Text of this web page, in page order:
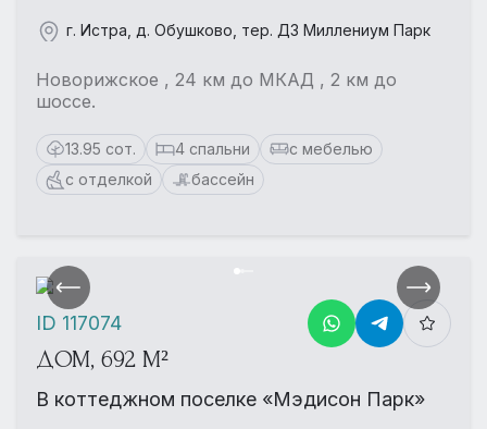
г. Истра, д. Обушково, тер. ДЗ Миллениум Парк
Новорижское , 24 км до МКАД , 2 км до
шоссе.
13.95 сот. 4 спальни
с мебелью
с отделкой
бассейн
ДОМ, 692 М²
В коттеджном поселке «Мэдисон Парк»
ID 117074